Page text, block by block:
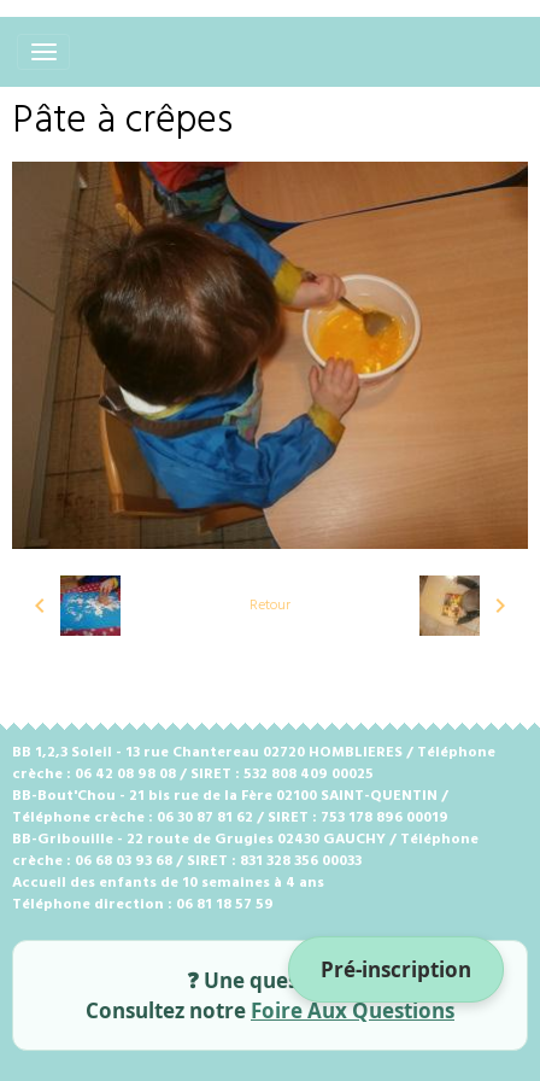
Pré-inscription
Pâte à crêpes
Retour
BB 1,2,3 Soleil - 13 rue Chantereau 02720 HOMBLIERES / Téléphone
crèche : 06 42 08 98 08 / SIRET : 532 808 409 00025
BB-Bout'Chou - 21 bis rue de la Fère 02100 SAINT-QUENTIN /
Téléphone crèche : 06 30 87 81 62 / SIRET : 753 178 896 00019
BB-Gribouille - 22 route de Grugies 02430 GAUCHY / Téléphone
crèche : 06 68 03 93 68 / SIRET : 831 328 356 00033
Accueil des enfants de 10 semaines à 4 ans
Téléphone direction : 06 81 18 57 59
❓ Une question ?
Consultez notre Foire Aux Questions